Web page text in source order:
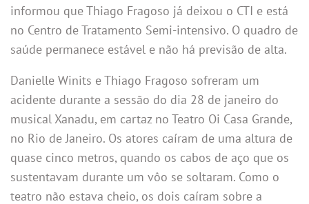
informou que Thiago Fragoso já deixou o CTI e está
no Centro de Tratamento Semi-intensivo. O quadro de
saúde permanece estável e não há previsão de alta.
Danielle Winits e Thiago Fragoso sofreram um
acidente durante a sessão do dia 28 de janeiro do
musical Xanadu, em cartaz no Teatro Oi Casa Grande,
no Rio de Janeiro. Os atores caíram de uma altura de
quase cinco metros, quando os cabos de aço que os
sustentavam durante um vôo se soltaram. Como o
teatro não estava cheio, os dois caíram sobre a